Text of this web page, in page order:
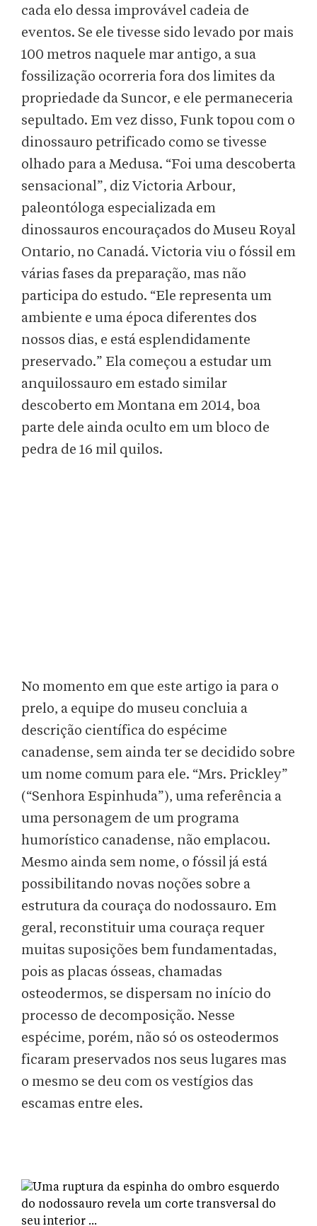
cada elo dessa improvável cadeia de
eventos. Se ele tivesse sido levado por mais
100 metros naquele mar antigo, a sua
fossilização ocorreria fora dos limites da
propriedade da Suncor, e ele permaneceria
sepultado. Em vez disso, Funk topou com o
dinossauro petrificado como se tivesse
olhado para a Medusa. “Foi uma descoberta
sensacional”, diz Victoria Arbour,
paleontóloga especializada em
dinossauros encouraçados do Museu Royal
Ontario, no Canadá. Victoria viu o fóssil em
várias fases da preparação, mas não
participa do estudo. “Ele representa um
ambiente e uma época diferentes dos
nossos dias, e está esplendidamente
preservado.” Ela começou a estudar um
anquilossauro em estado similar
descoberto em Montana em 2014, boa
parte dele ainda oculto em um bloco de
pedra de 16 mil quilos.
No momento em que este artigo ia para o
prelo, a equipe do museu concluia a
descrição científica do espécime
canadense, sem ainda ter se decidido sobre
um nome comum para ele. “Mrs. Prickley”
(“Senhora Espinhuda”), uma referência a
uma personagem de um programa
humorístico canadense, não emplacou.
Mesmo ainda sem nome, o fóssil já está
possibilitando novas noções sobre a
estrutura da couraça do nodossauro. Em
geral, reconstituir uma couraça requer
muitas suposições bem fundamentadas,
pois as placas ósseas, chamadas
osteodermos, se dispersam no início do
processo de decomposição. Nesse
espécime, porém, não só os osteodermos
ficaram preservados nos seus lugares mas
o mesmo se deu com os vestígios das
escamas entre eles.